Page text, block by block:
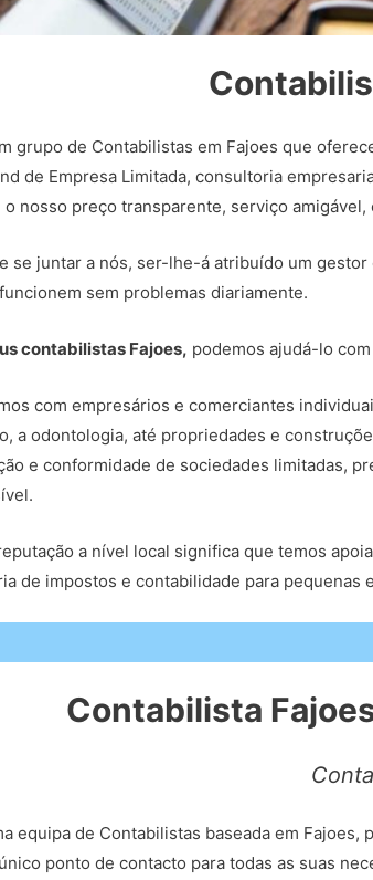
grupo de Contabilistas em Fajoes que
de Empresa Limitada, consultoria
o nosso preço transparente, serviço
se juntar a nós, ser-lhe-á atribuído um
sem problemas diariamente.
contabilistas Fajoes, podemos ajudá-lo
com empresários e comerciantes
a odontologia, até propriedades e
e conformidade de sociedades limitadas,
a nível local significa que temos
de impostos e contabilidade para pequenas
Contabilista
equipa de Contabilistas baseada em
ponto de contacto para todas as suas